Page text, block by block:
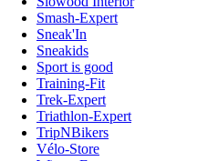
Smash-Expert
Sneak'In
Sneakids
Sport is good
Training-Fit
Trek-Expert
Triathlon-Expert
TripNBikers
Vélo-Store